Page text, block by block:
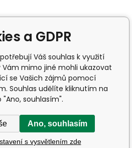
a GDPR
Váš souhlas k využití
mimo jiné mohli ukazovat
se Vašich zájmů pomocí
Souhlas udělíte kliknutím na
"Ano, souhlasím".
Ano, souhlasím
s vysvětlením zde